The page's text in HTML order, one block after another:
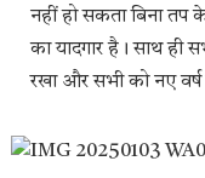
नहीं हो सकता बिना तप
का यादगार है। साथ ही
रखा और सभी को नए वर्ष